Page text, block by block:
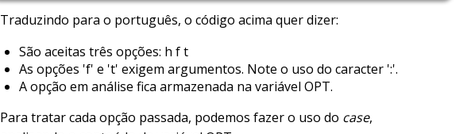
Traduzindo para o português, o código acima quer dizer:
São aceitas três opções: h f t
As opções 'f' e 't' exigem argumentos. Note o uso do caracter ':'.
A opção em análise fica armazenada na variável OPT.
Para tratar cada opção passada, podemos fazer o uso do case,